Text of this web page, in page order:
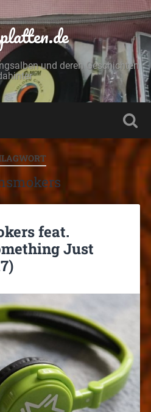
und deren Geschichten
feat.
Just